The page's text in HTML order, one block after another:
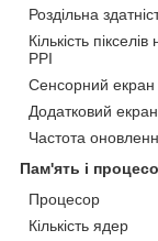
Роздільна
Кількість
PPI
Сенсорний екран
Додатковий екран
Частота
Пам'ять і
Процесор
Кількість ядер